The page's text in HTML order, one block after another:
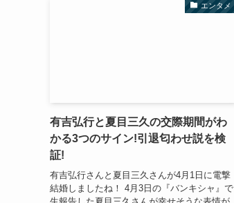
エンタメ
有吉弘行と夏目三久の交際期間がわ
かる3つのサイン!引退匂わせ説を検
証!
有吉弘行さんと夏目三久さんが4月1日に電撃
結婚しましたね！ 4月3日の『バンキシャ』で